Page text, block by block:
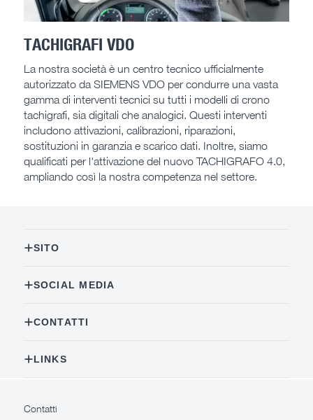
TACHIGRAFI VDO
La nostra società è un centro tecnico ufficialmente
autorizzato da SIEMENS VDO per condurre una vasta
gamma di interventi tecnici su tutti i modelli di crono
tachigrafi, sia digitali che analogici. Questi interventi
includono attivazioni, calibrazioni, riparazioni,
sostituzioni in garanzia e scarico dati. Inoltre, siamo
qualificati per l'attivazione del nuovo TACHIGRAFO 4.0,
ampliando così la nostra competenza nel settore.
SITO
SOCIAL MEDIA
CONTATTI
LINKS
Contatti